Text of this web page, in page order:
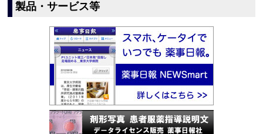
製品・サービス等